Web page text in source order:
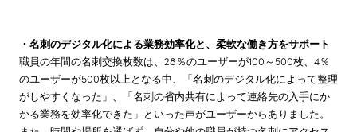
・名刺のデジタル化による業務効率化と、柔軟な働き方をサポート
職員の年間の名刺交換枚数は、28％のユーザーが100～500枚、4％
のユーザーが500枚以上となる中、「名刺のデジタル化によって整理
がしやすくなった」、「名刺の省内共有によって連絡先の入手にか
かる業務を効率化できた」といった声がユーザーからありました。